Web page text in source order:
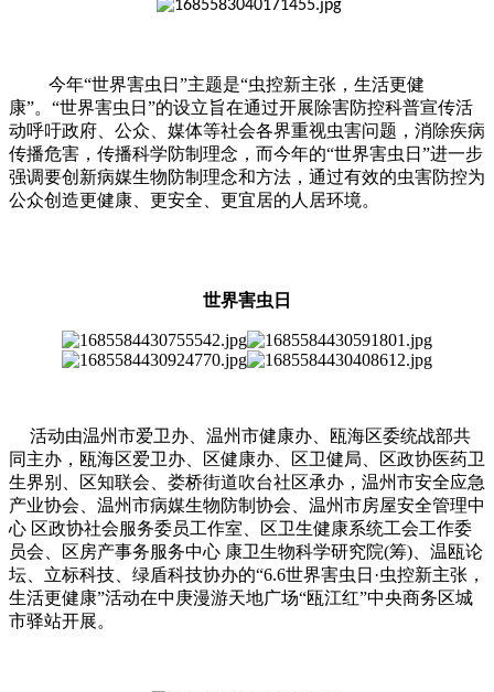
今年“世界害虫日”主题是“虫控新主张，生活更健
康”。“世界害虫日”的设立旨在通过开展除害防控科普宣传活
动呼吁政府、公众、媒体等社会各界重视虫害问题，消除疾病
传播危害，传播科学防制理念，而今年的“世界害虫日”进一步
强调要创新病媒生物防制理念和方法，通过有效的虫害防控为
公众创造更健康、更安全、更宜居的人居环境。
世界害虫日
活动由温州市爱卫办、温州市健康办、瓯海区委统战部共
同主办，瓯海区爱卫办、区健康办、区卫健局、区政协医药卫
生界别、区知联会、娄桥街道吹台社区承办，温州市安全应急
产业协会、温州市病媒生物防制协会、温州市房屋安全管理中
心 区政协社会服务委员工作室、区卫生健康系统工会工作委
员会、区房产事务服务中心 康卫生物科学研究院(筹)、温瓯论
坛、立标科技、绿盾科技协办的“6.6世界害虫日·虫控新主张，
生活更健康”活动在中庚漫游天地广场“瓯江红”中央商务区城
市驿站开展。